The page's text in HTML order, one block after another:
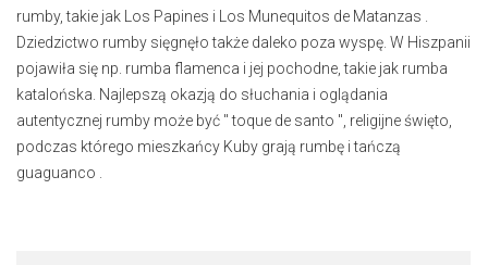
rumby, takie jak Los Papines i Los Munequitos de Matanzas .
Dziedzictwo rumby sięgnęło także daleko poza wyspę. W Hiszpanii
pojawiła się np. rumba flamenca i jej pochodne, takie jak rumba
katalońska. Najlepszą okazją do słuchania i oglądania
autentycznej rumby może być " toque de santo ", religijne święto,
podczas którego mieszkańcy Kuby grają rumbę i tańczą
guaguanco .